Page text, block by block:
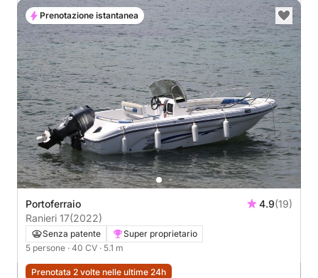
Portoferraio 4.9(19)
Ranieri 17(2022)
Senza patente
Super proprietario
5 persone · 40 CV · 5.1 m
Prenotata 2 volte nelle ultime 24h
Prenotazione istantanea